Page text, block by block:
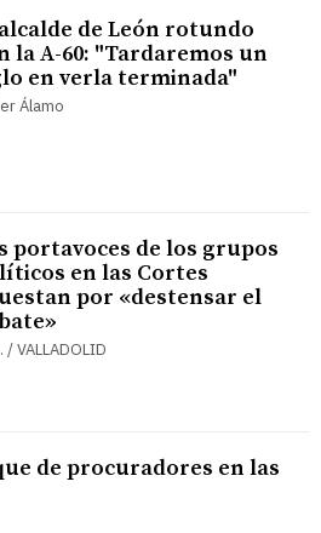
de León rotundo
la A-60: "Tardaremos un
en verla terminada"
Álamo
portavoces de los grupos
en las Cortes
por «destensar el
/ VALLADOLID
de procuradores en las